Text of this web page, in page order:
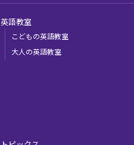
英語教室
こどもの英語教室
大人の英語教室